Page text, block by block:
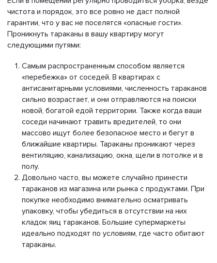
чистота и порядок, это все ровно не даст полной
гарантии, что у вас не поселятся «опасные гости».
Проникнуть тараканы в вашу квартиру могут
следующими путями:
Самым распространенным способом является
«перебежка» от соседей. В квартирах с
антисанитарными условиями, численность тараканов
сильно возрастает, и они отправляются на поиски
новой, богатой едой территории. Также когда ваши
соседи начинают травить вредителей, то они
массово ищут более безопасное место и бегут в
ближайшие квартиры. Тараканы проникают через
вентиляцию, канализацию, окна, щели в потолке и в
полу.
Довольно часто, вы можете случайно принести
тараканов из магазина или рынка с продуктами. При
покупке необходимо внимательно осматривать
упаковку, чтобы убедиться в отсутствии на них
кладок яиц тараканов. Большие супермаркеты
идеально подходят по условиям, где часто обитают
тараканы.